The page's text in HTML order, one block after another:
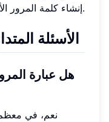
إنشاء كلمة المرور الأولى الآمنة وسهلة التذكر ثوانٍ فقط.
الأسئلة
هل عبارة
نعم، في معظم